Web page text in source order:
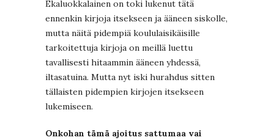
Ekaluokkalainen on toki lukenut tätä
ennenkin kirjoja itsekseen ja ääneen siskolle,
mutta näitä pidempiä koululaisikäisille
tarkoitettuja kirjoja on meillä luettu
tavallisesti hitaammin ääneen yhdessä,
iltasatuina. Mutta nyt iski hurahdus sitten
tällaisten pidempien kirjojen itsekseen
lukemiseen.
Onkohan tämä ajoitus sattumaa vai